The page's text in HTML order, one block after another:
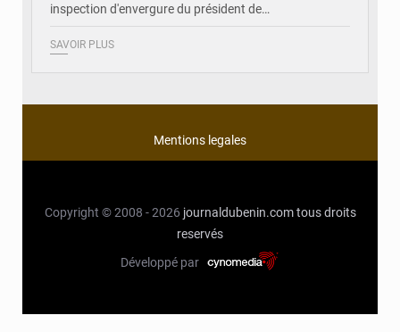
inspection d'envergure du président de…
SAVOIR PLUS
Mentions legales
Copyright © 2008 - 2026 journaldubenin.com tous droits
reservés
Développé par